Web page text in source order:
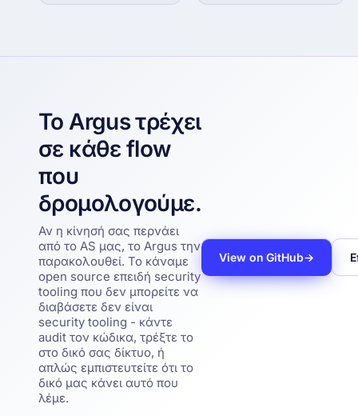
Το Argus τρέχει
σε κάθε flow
που
δρομολογούμε.
Αν η κίνησή σας περνάει
από το AS μας, το Argus την
παρακολουθεί. Το κάναμε
open source επειδή security
tooling που δεν μπορείτε να
διαβάσετε δεν είναι
security tooling - κάντε
audit τον κώδικα, τρέξτε το
στο δικό σας δίκτυο, ή
απλώς εμπιστευτείτε ότι το
δικό μας κάνει αυτό που
λέμε.
View on GitHub→